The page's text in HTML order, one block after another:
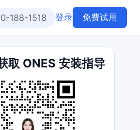
188-1518 登录 免费试用
取 ONES 安装指导